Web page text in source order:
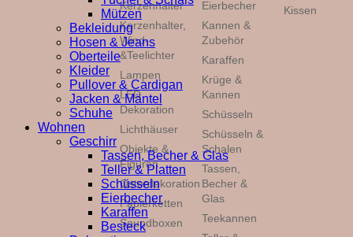
Kerzenhalter
Kerzenhalter,
Wind-
&Teelichter
Lampen
LED
Dekoration
Lichthäuser
Objekte &
Figuren
Osterdekoration
Papierketten
Soundboxen
Eierbecher
Kannen &
Zubehör
Karaffen
Krüge &
Kannen
Schüsseln
Schüsseln &
Schalen
Tassen,
Becher &
Glas
Teekannen
Kissen
Mützen
Bekleidung
Hosen & Jeans
Oberteile
Kleider
Pullover & Cardigan
Jacken & Mäntel
Schuhe
Wohnen
Geschirr
Tassen, Becher & Glas
Teller & Platten
Schüsseln
Eierbecher
Karaffen
Besteck